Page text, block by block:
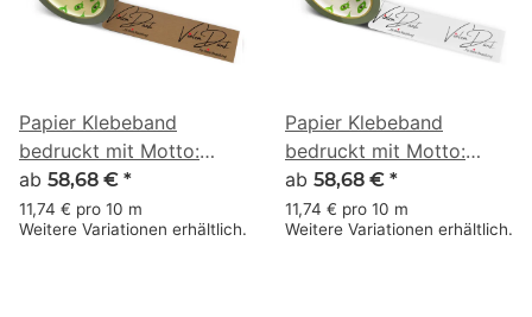
Papier Klebeband
bedruckt mit Motto:
Vielen Dank für deine
Bestellung - 50 m braun
ab 58,68 € *
11,74 € pro 10 m
Weitere Variationen erhältlich.
Papier Klebeband
bedruckt mit Motto:
Vielen Dank für deine
Bestellung - 50 m weiss
ab 58,68 € *
11,74 € pro 10 m
Weitere Variationen erhältlich.